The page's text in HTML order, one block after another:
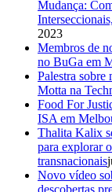
Mudança:
2023
Membros de
no BuGa em
Palestra sobre
Motta na
Food For
ISA em
Thalita Kalix
para explorar
transnacionais
Novo vídeo
descobertas